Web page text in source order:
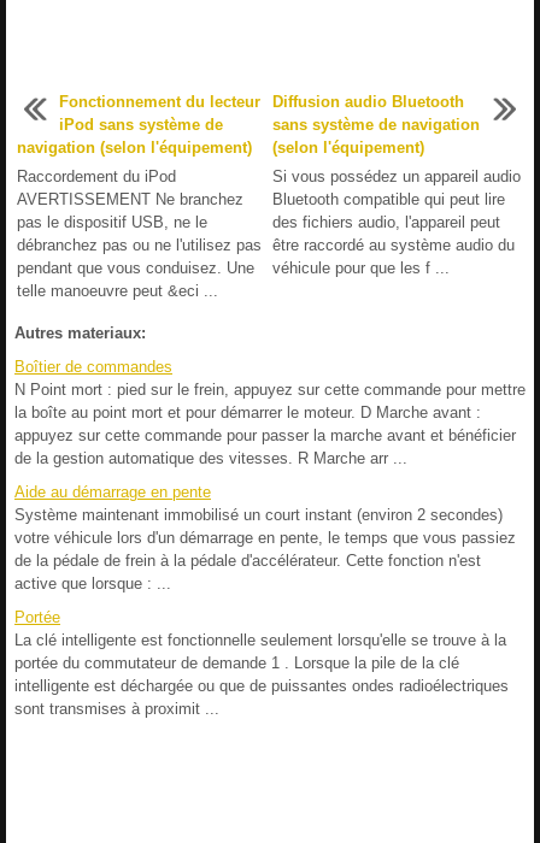
Fonctionnement du lecteur
iPod sans système de
navigation (selon l'équipement)
Raccordement du iPod
AVERTISSEMENT Ne branchez
pas le dispositif USB, ne le
débranchez pas ou ne l'utilisez pas
pendant que vous conduisez. Une
telle manoeuvre peut &eci ...
Diffusion audio Bluetooth
sans système de navigation
(selon l'équipement)
Si vous possédez un appareil audio
Bluetooth compatible qui peut lire
des fichiers audio, l'appareil peut
être raccordé au système audio du
véhicule pour que les f ...
Autres materiaux:
Boîtier de commandes
N Point mort : pied sur le frein, appuyez sur cette commande pour mettre
la boîte au point mort et pour démarrer le moteur. D Marche avant :
appuyez sur cette commande pour passer la marche avant et bénéficier
de la gestion automatique des vitesses. R Marche arr ...
Aide au démarrage en pente
Système maintenant immobilisé un court instant (environ 2 secondes)
votre véhicule lors d'un démarrage en pente, le temps que vous passiez
de la pédale de frein à la pédale d'accélérateur. Cette fonction n'est
active que lorsque : ...
Portée
La clé intelligente est fonctionnelle seulement lorsqu'elle se trouve à la
portée du commutateur de demande 1 . Lorsque la pile de la clé
intelligente est déchargée ou que de puissantes ondes radioélectriques
sont transmises à proximit ...